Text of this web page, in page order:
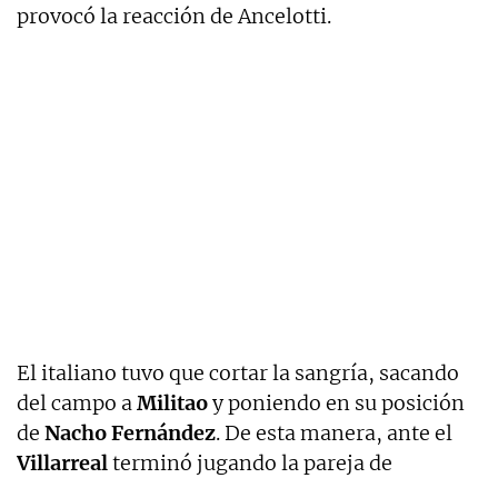
provocó la reacción de Ancelotti.
El italiano tuvo que cortar la sangría, sacando
del campo aMilitaoy poniendo en su posición
de Nacho Fernández. De esta manera, ante el
Villarrealterminó jugando la pareja de